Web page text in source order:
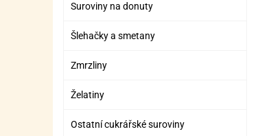
Suroviny na donuty
Šlehačky a smetany
Zmrzliny
Želatiny
Ostatní cukrářské suroviny